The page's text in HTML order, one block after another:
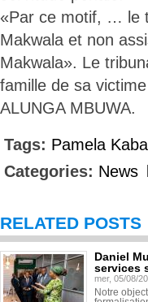
«Par ce motif, … le
Makwala et non
Makwala». Le
famille de sa
ALUNGA MBUWA.
Tags: Pamela
Categories: News
RELATED POSTS
Daniel
services
mer, 05/08/
Notre